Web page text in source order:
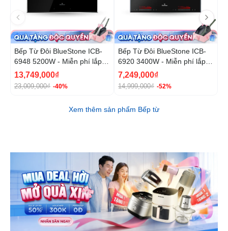
Bếp Từ Đôi BlueStone ICB-
6948 5200W - Miễn phí lắp
đặt, cắt đá
13,749,000₫
23,009,000₫ -40%
Bếp Từ Đôi BlueStone ICB-
6920 3400W - Miễn phí lắp
đặt, cắt đá
7,249,000₫
14,999,000₫ -52%
Xem thêm sản phẩm Bếp từ